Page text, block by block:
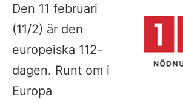
Den 11 februari
(11/2) är den
europeiska 112-
dagen. Runt om i
Europa